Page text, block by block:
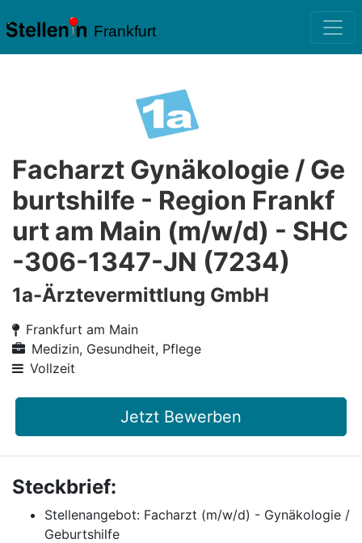
Frankfurt
Facharzt Gynäkologie / Ge
burtshilfe - Region Frankf
urt am Main (m/w/d) - SHC
-306-1347-JN (7234)
1a-Ärztevermittlung GmbH
Frankfurt am Main
Medizin, Gesundheit, Pflege
Vollzeit
Jetzt Bewerben
Steckbrief:
Stellenangebot: Facharzt (m/w/d) - Gynäkologie /
Geburtshilfe